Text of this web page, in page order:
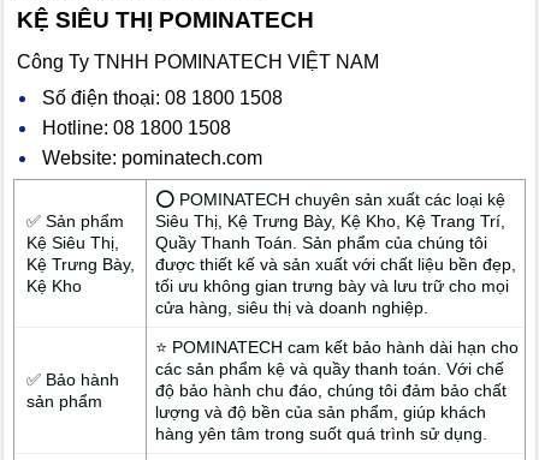
KỆ SIÊU THỊ POMINATECH
Công Ty TNHH POMINATECH VIỆT NAM
Số điện thoại: 08 1800 1508
Hotline: 08 1800 1508
Website: pominatech.com
✅ Sản phẩm
Kệ Siêu Thị,
Kệ Trưng Bày,
Kệ Kho
⭕ POMINATECH chuyên sản xuất các loại kệ
Siêu Thị, Kệ Trưng Bày, Kệ Kho, Kệ Trang Trí,
Quầy Thanh Toán. Sản phẩm của chúng tôi
được thiết kế và sản xuất với chất liệu bền đẹp,
tối ưu không gian trưng bày và lưu trữ cho mọi
cửa hàng, siêu thị và doanh nghiệp.
✅ Bảo hành
sản phẩm
⭐ POMINATECH cam kết bảo hành dài hạn cho
các sản phẩm kệ và quầy thanh toán. Với chế
độ bảo hành chu đáo, chúng tôi đảm bảo chất
lượng và độ bền của sản phẩm, giúp khách
hàng yên tâm trong suốt quá trình sử dụng.